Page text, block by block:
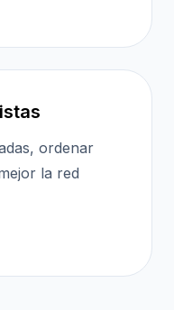
ordenar
la red